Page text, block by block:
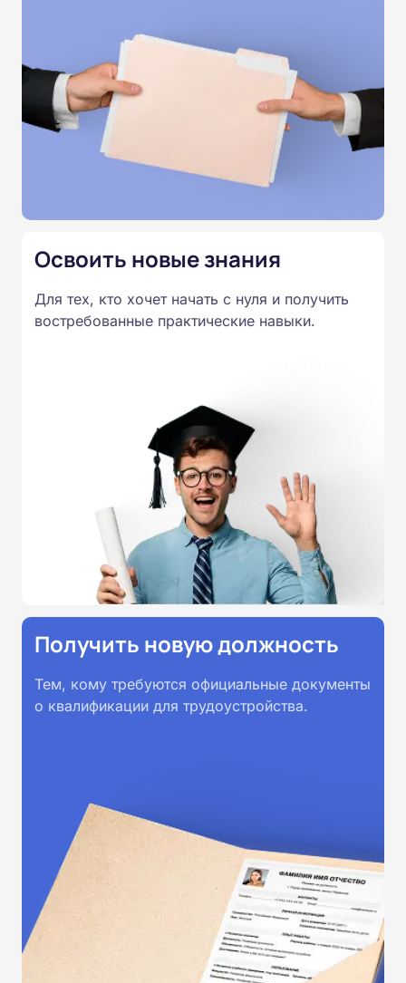
включающими кислородную терапию, ингаляции
бронхолитиками, вентиляционную поддержку и
устранение обструкции дыхательных путей.
Материал представлен в виде текстовых лекций,
схем, таблиц и контрольных заданий. По
завершении курса вы получите удостоверение
Освоить новые знания
Для тех, кто хочет начать с нуля и получить
востребованные практические навыки.
Получить новую должность
Тем, кому требуются официальные документы
о квалификации для трудоустройства.